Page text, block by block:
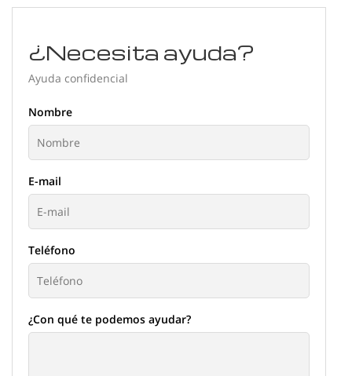
¿Necesita ayuda?
Ayuda confidencial
Nombre
E-mail
Teléfono
¿Con qué te podemos ayudar?